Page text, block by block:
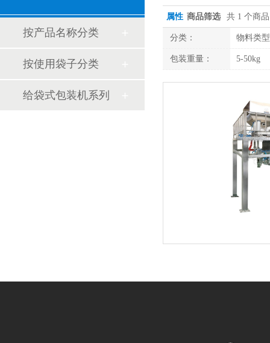
按产品名称分类
按使用袋子分类
给袋式包装机系列
属性 商品筛选 共 1 个商品
分类： 物料类型
包装重量： 5-50kg